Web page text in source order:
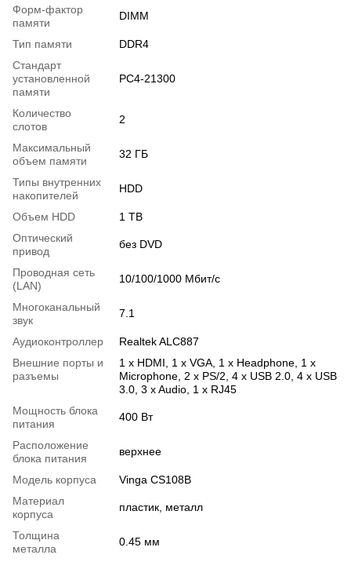
Форм-фактор
памяти
DIMM
Тип памяти
DDR4
Стандарт
установленной
памяти
PC4-21300
Количество
слотов
2
Максимальный
объем памяти
32 ГБ
Типы внутренних
накопителей
HDD
Объем HDD
1 TB
Оптический
привод
без DVD
Проводная сеть
(LAN)
10/100/1000 Мбит/с
Многоканальный
звук
7.1
Аудиоконтроллер
Realtek ALC887
Внешние порты и
разъемы
1 x HDMI, 1 x VGA, 1 x Нeadphone, 1 х
Microphone, 2 x PS/2, 4 x USB 2.0, 4 x USB
3.0, 3 x Audio, 1 x RJ45
Мощность блока
питания
400 Вт
Расположение
блока питания
верхнее
Модель корпуса
Vinga CS108B
Материал
корпуса
пластик, металл
Толщина
металла
0.45 мм